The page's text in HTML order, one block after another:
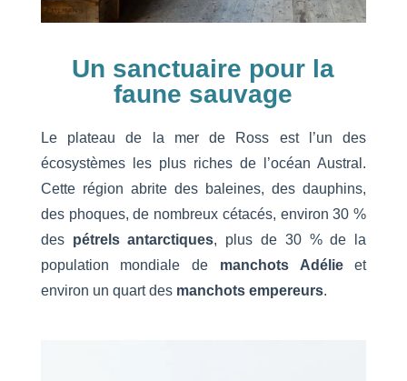
Un sanctuaire pour la
faune sauvage
Le plateau de la mer de Ross est l’un des
écosystèmes les plus riches de l’océan Austral.
Cette région abrite des baleines, des dauphins,
des phoques, de nombreux cétacés, environ 30 %
despétrels antarctiques, plus de 30 % de la
population mondiale de manchots Adélieet
environ un quart des manchots empereurs.